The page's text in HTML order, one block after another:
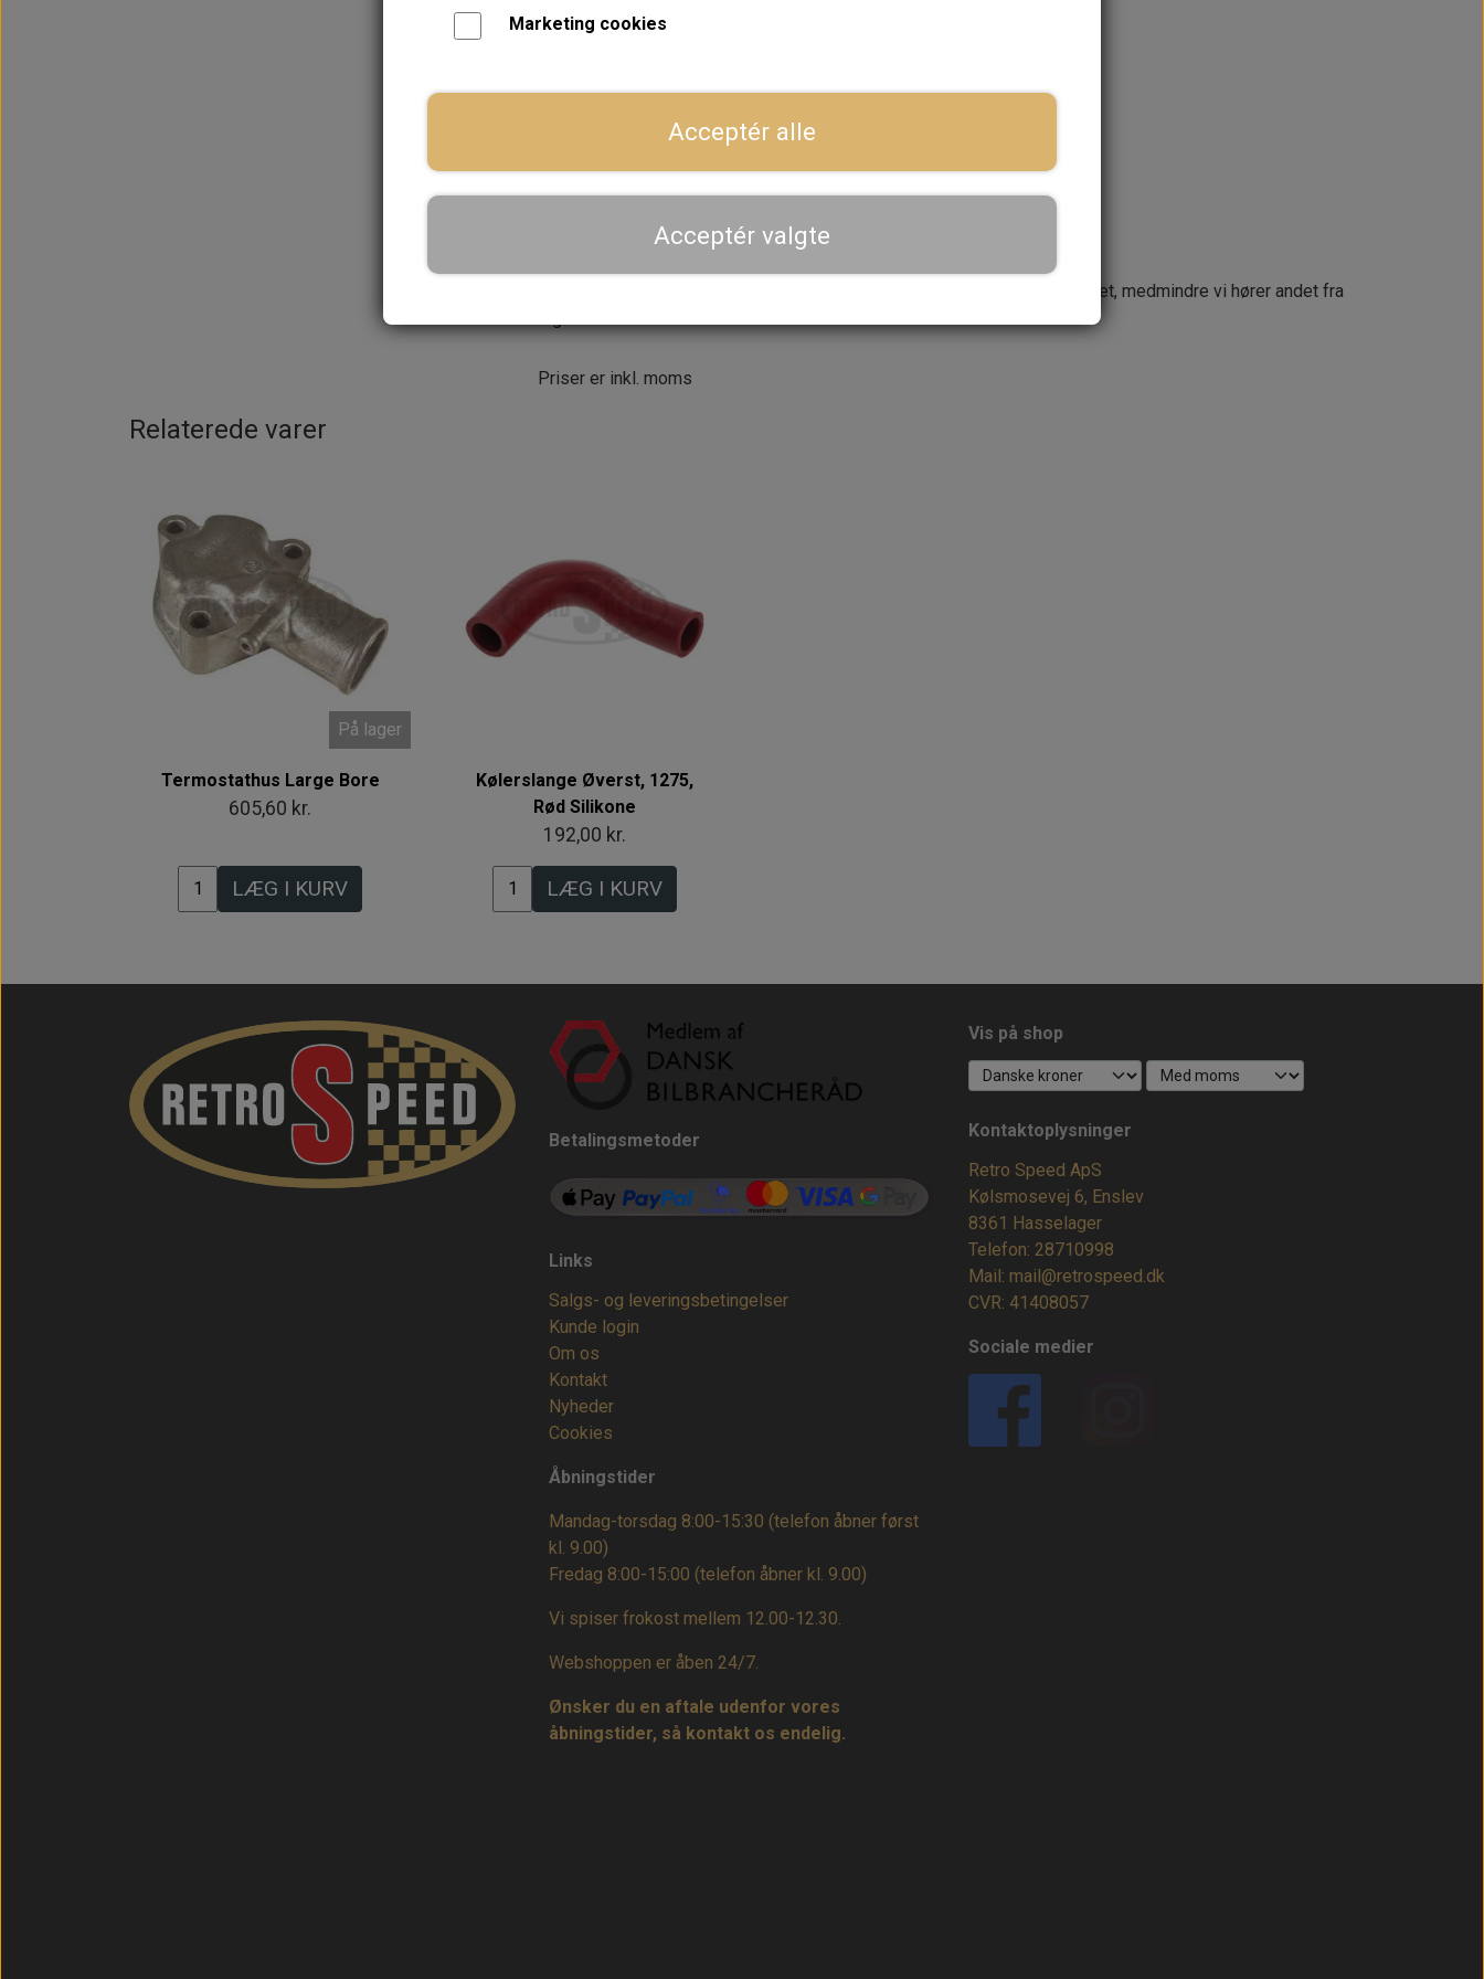
Forventet leveringstid:
Dansk webshop, kundeservice og lager
Hurtig levering - sendes ofte samme dag og leveres næste dag
Se aktuel leveringstid på varen - vi afsender altid hele din ordre samlet, medmindre vi hører andet fra
Priser er inkl. moms
Relaterede varer
På lager
Termostathus Large Bore
605,60 kr.
LÆG I KURV
Kølerslange Øverst, 1275,
Rød Silikone
192,00 kr.
LÆG I KURV
Betalingsmetoder
Links
Salgs- og leveringsbetingelser
Kunde login
Om os
Kontakt
Nyheder
Cookies
Åbningstider
Mandag-torsdag 8:00-15:30 (telefon åbner først
kl. 9.00)
Fredag 8:00-15:00 (telefon åbner kl. 9.00)
Vi spiser frokost mellem 12.00-12.30.
Webshoppen er åben 24/7.
Ønsker du en aftale udenfor vores
åbningstider, så kontakt os endelig.
Vis på shop
Kontaktoplysninger
Retro Speed ApS
Kølsmosevej 6, Enslev
8361 Hasselager
Telefon: 28710998
Mail: mail@retrospeed.dk
CVR: 41408057
Sociale medier
Marketing cookies
Acceptér alle
Acceptér valgte